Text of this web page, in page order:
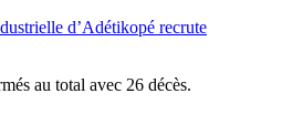
d’Adétikopé recrute
au total avec 26 décès.